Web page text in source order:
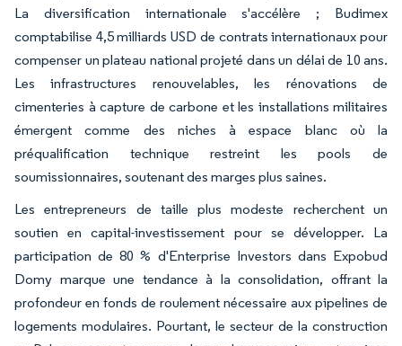
La diversification internationale s'accélère ; Budimex
comptabilise 4,5 milliards USD de contrats internationaux pour
compenser un plateau national projeté dans un délai de 10 ans.
Les infrastructures renouvelables, les rénovations de
cimenteries à capture de carbone et les installations militaires
émergent comme des niches à espace blanc où la
préqualification technique restreint les pools de
soumissionnaires, soutenant des marges plus saines.
Les entrepreneurs de taille plus modeste recherchent un
soutien en capital-investissement pour se développer. La
participation de 80 % d'Enterprise Investors dans Expobud
Domy marque une tendance à la consolidation, offrant la
profondeur en fonds de roulement nécessaire aux pipelines de
logements modulaires. Pourtant, le secteur de la construction